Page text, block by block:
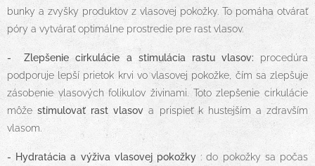
bunky a zvyšky produktov z vlasovej pokožky. To pomáha otvárať
póry a vytvárať optimálne prostredie pre rast vlasov.
- Zlepšenie cirkulácie a stimulácia rastu vlasov: procedúra
podporuje lepší prietok krvi vo vlasovej pokožke, čím sa zlepšuje
zásobenie vlasových folikulov živinami. Toto zlepšenie cirkulácie
môžestimulovať rast vlasova prispieť k hustejším a zdravším
vlasom.
- Hydratácia a výživa vlasovej pokožky : do pokožky sa počas